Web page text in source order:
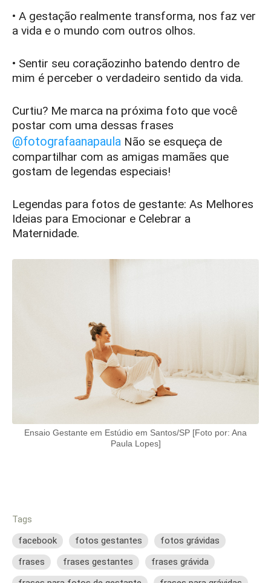
• A gestação realmente transforma, nos faz ver
a vida e o mundo com outros olhos.
• Sentir seu coraçãozinho batendo dentro de
mim é perceber o verdadeiro sentido da vida.
Curtiu? Me marca na próxima foto que você
postar com uma dessas frases
@fotografaanapaula Não se esqueça de
compartilhar com as amigas mamães que
gostam de legendas especiais!
Legendas para fotos de gestante: As Melhores
Ideias para Emocionar e Celebrar a
Maternidade.
Ensaio Gestante em Estúdio em Santos/SP [Foto por: Ana
Paula Lopes]
Tags
facebook
fotos gestantes
fotos grávidas
frases
frases gestantes
frases grávida